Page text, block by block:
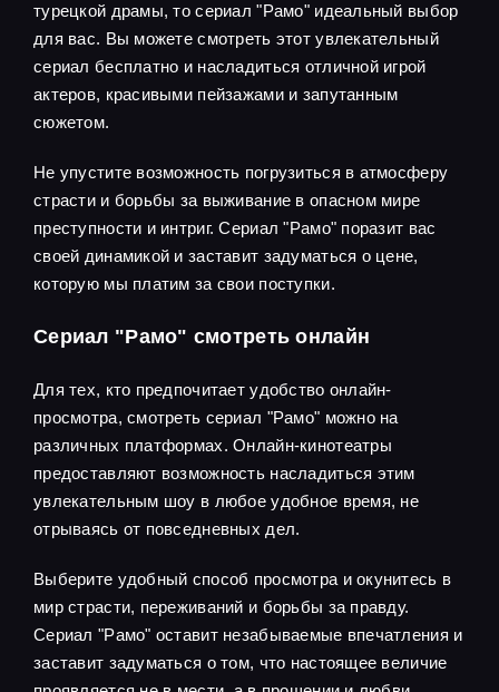
турецкой драмы, то сериал "Рамо" идеальный выбор
для вас. Вы можете смотреть этот увлекательный
сериал бесплатно и насладиться отличной игрой
актеров, красивыми пейзажами и запутанным
сюжетом.
Не упустите возможность погрузиться в атмосферу
страсти и борьбы за выживание в опасном мире
преступности и интриг. Сериал "Рамо" поразит вас
своей динамикой и заставит задуматься о цене,
которую мы платим за свои поступки.
Сериал "Рамо" смотреть онлайн
Для тех, кто предпочитает удобство онлайн-
просмотра, смотреть сериал "Рамо" можно на
различных платформах. Онлайн-кинотеатры
предоставляют возможность насладиться этим
увлекательным шоу в любое удобное время, не
отрываясь от повседневных дел.
Выберите удобный способ просмотра и окунитесь в
мир страсти, переживаний и борьбы за правду.
Сериал "Рамо" оставит незабываемые впечатления и
заставит задуматься о том, что настоящее величие